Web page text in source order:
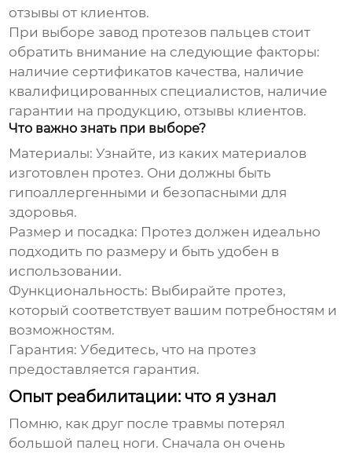
отзывы от клиентов.
При выборезавод протезов пальцев стоит
обратить внимание на следующие факторы:
наличие сертификатов качества, наличие
квалифицированных специалистов, наличие
гарантии на продукцию, отзывы клиентов.
Что важно знать при выборе?
Материалы: Узнайте, из каких материалов
изготовлен протез. Они должны быть
гипоаллергенными и безопасными для
здоровья.
Размер и посадка: Протез должен идеально
подходить по размеру и быть удобен в
использовании.
Функциональность: Выбирайте протез,
который соответствует вашим потребностям и
возможностям.
Гарантия: Убедитесь, что на протез
предоставляется гарантия.
Опыт реабилитации: что я узнал
Помню, как друг после травмы потерял
большой палец ноги. Сначала он очень